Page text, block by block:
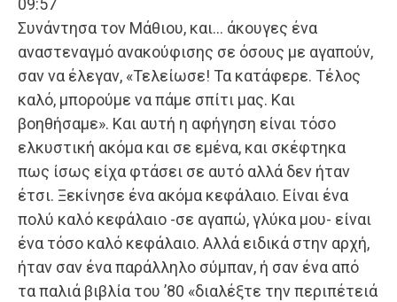
09:57
Συνάντησα τον Μάθιου, και… άκουγες ένα
αναστεναγμό ανακούφισης σε όσους με αγαπούν,
σαν να έλεγαν, «Τελείωσε! Τα κατάφερε. Τέλος
καλό, μπορούμε να πάμε σπίτι μας. Και
βοηθήσαμε». Και αυτή η αφήγηση είναι τόσο
ελκυστική ακόμα και σε εμένα, και σκέφτηκα
πως ίσως είχα φτάσει σε αυτό αλλά δεν ήταν
έτσι. Ξεκίνησε ένα ακόμα κεφάλαιο. Είναι ένα
πολύ καλό κεφάλαιο -σε αγαπώ, γλύκα μου- είναι
ένα τόσο καλό κεφάλαιο. Αλλά ειδικά στην αρχή,
ήταν σαν ένα παράλληλο σύμπαν, ή σαν ένα από
τα παλιά βιβλία του ’80 «διαλέξτε την περιπέτειά